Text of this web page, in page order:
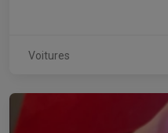
Voitures